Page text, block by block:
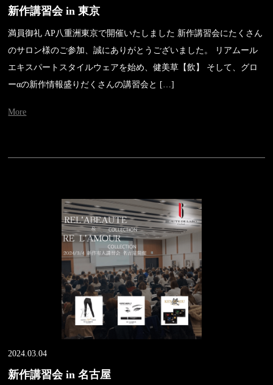
新作講習会 in 東京
満員御礼 AP八重洲東京で開催いたしました 新作講習会にたくさん
のサロン様のご参加、誠にありがとうございました。 リアムール
エキスパートスタイルウェアを始め、健美草【飲】 そして、グロ
ーαの新作情報盛りだくさんの講習会と […]
More
2024.03.04
新作講習会 in 名古屋